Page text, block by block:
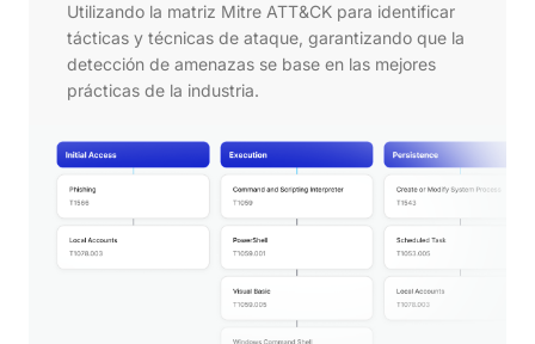
Utilizando la matriz Mitre ATT&CK para identificar
tácticas y técnicas de ataque, garantizando que la
detección de amenazas se base en las mejores
prácticas de la industria.